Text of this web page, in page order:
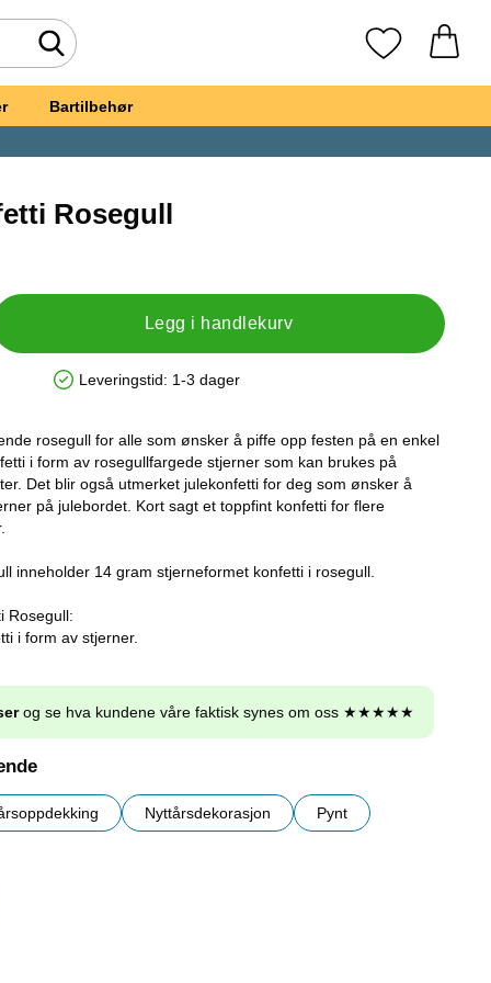
Søk Mine favoritter
Bartilbehør
Rosegull
Legg i handlekurv
Produkttilgjengelighet: På lager
Leveringstid: 1-3 dager
rosegull for alle som ønsker å piffe opp festen på en enkel
i form av rosegullfargede stjerner som kan brukes på
Det blir også utmerket julekonfetti for deg som ønsker å
på julebordet. Kort sagt et toppfint konfetti for flere
inneholder 14 gram stjerneformet konfetti i rosegull.
Rosegull:
i form av stjerner.
og se hva kundene våre faktisk synes om oss ★★★★★
Nyttårsdekorasjon Pynt